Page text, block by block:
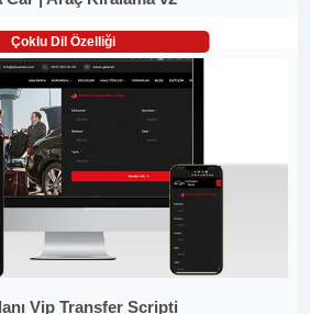
Çoklu Dil Özelliği
Vip Transfer Scripti